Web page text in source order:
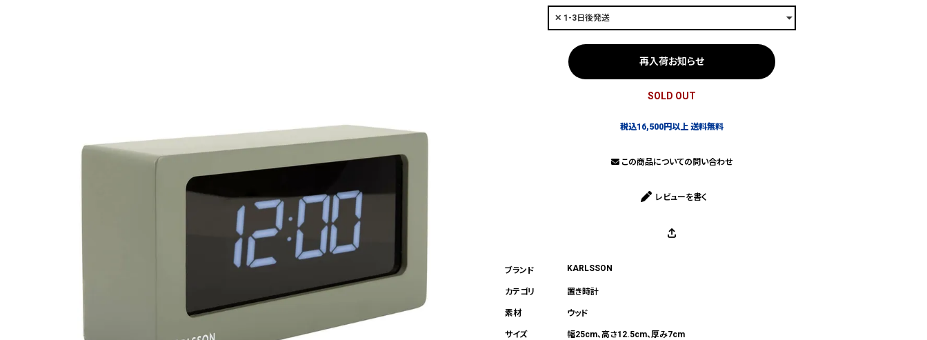
再入荷お知らせ
SOLD OUT
税込16,500円以上 送料無料
この商品についての問い合わせ
レビューを書く
KARLSSON
置き時計
ウッド
幅25cm、高さ12.5cm、厚み7cm